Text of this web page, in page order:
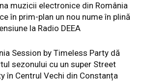
muzicii electronice din România
în prim-plan un nou nume în plină
la Radio DEEA
Session by Timeless Party dă
sezonului cu un super Street
în Centrul Vechi din Constanța